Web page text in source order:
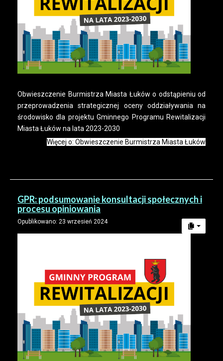
Obwieszczenie Burmistrza Miasta Łuków o odstąpieniu od
przeprowadzenia strategicznej oceny oddziaływania na
środowisko dla projektu Gminnego Programu Rewitalizacji
Miasta Łuków na lata 2023-2030
Więcej o: Obwieszczenie Burmistrza Miasta Łuków
GPR: podsumowanie konsultacji społecznych i
procesu opiniowania
Opublikowano: 23 wrzesień 2024